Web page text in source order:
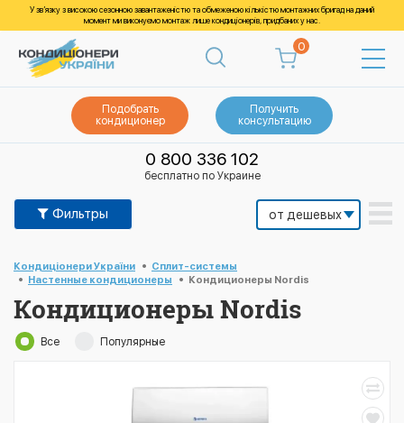
У зв’язку з високою сезонною завантаженістю та обмеженою кількістю монтажних бригад на даний
момент ми виконуємо монтаж лише кондиціонерів, придбаних у нас.
0
Подобрать
кондиционер
Получить
консультацию
0 800 336 102
бесплатно по Украине
Фильтры
Кондиціонери України
Cплит-системы
Настенные кондиционеры
Кондиционеры Nordis
Кондиционеры Nordis
Все Популярные